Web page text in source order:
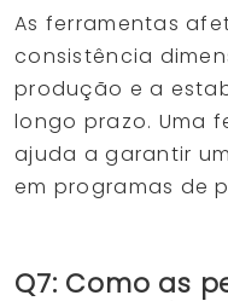
As ferramentas
consistência
produção e a
longo prazo. Uma
ajuda a garantir
em programas de
Q7: Como as